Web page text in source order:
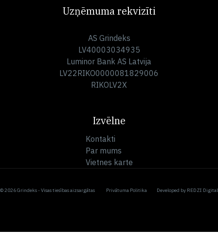
Uzņēmuma rekvizīti
AS Grindeks
LV40003034935
Luminor Bank AS Latvija
LV22RIKO0000081829006
RIKOLV2X
Izvēlne
Kontakti
Par mums
Vietnes karte
© 2026 Grindeks - Visas tiesības aizsargātas Privātuma Politika Developed by REDZI Digital